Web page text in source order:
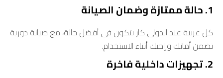
1. حالة ممتازة وضمان الصيانة
كل عربية عند الدولي كار بتكون في أفضل حالة، مع صيانة دورية
تضمن أمانك وراحتك أثناء الاستخدام.
2. تجهيزات داخلية فاخرة